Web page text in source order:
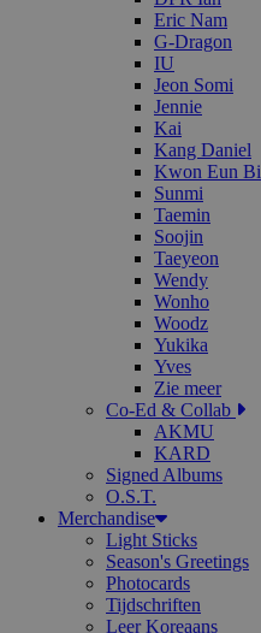
Eric Nam
G-Dragon
IU
Jeon Somi
Jennie
Kai
Kang Daniel
Kwon Eun Bi
Sunmi
Taemin
Soojin
Taeyeon
Wendy
Wonho
Woodz
Yukika
Yves
Zie meer
Co-Ed & Collab
AKMU
KARD
Signed Albums
O.S.T.
Merchandise
Light Sticks
Season's Greetings
Photocards
Tijdschriften
Leer Koreaans